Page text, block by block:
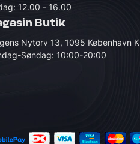
12.00 - 16.00
Butik
Nytorv 13, 1095 København K
Søndag: 10:00-20:00